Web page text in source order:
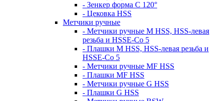
- Зенкер форма С 120°
- Цековка HSS
Метчики ручные
- Метчики ручные M HSS, HSS-левая
резьба и HSSE-Co 5
- Плашки M HSS, HSS-левая резьба и
HSSE-Co 5
- Метчики ручные MF HSS
- Плашки MF HSS
- Метчики ручные G HSS
- Плашки G HSS